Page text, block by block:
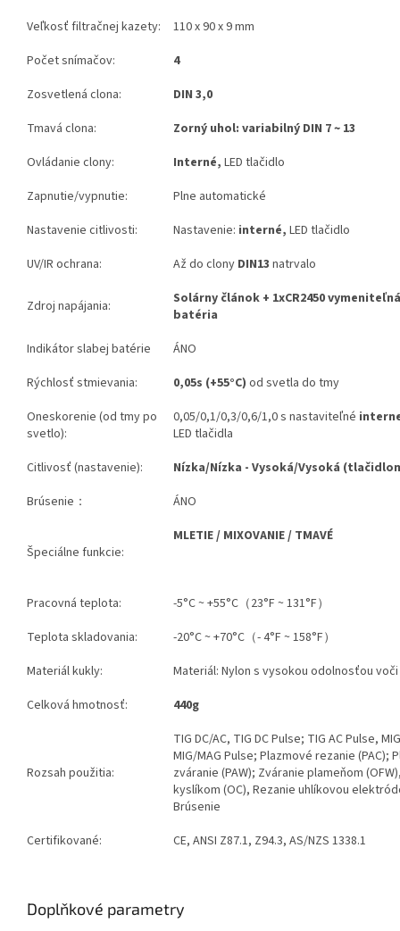
Veľkosť filtračnej kazety:
110 x 90 x 9 mm
Počet snímačov:
4
Zosvetlená clona:
DIN 3,0
Tmavá clona:
Zorný uhol: variabilný DIN 7 ~ 13
Ovládanie clony:
Interné, LED tlačidlo
Zapnutie/vypnutie:
Plne automatické
Nastavenie citlivosti:
Nastavenie: interné, LED tlačidlo
UV/IR ochrana:
Až do clony DIN13 natrvalo
Zdroj napájania:
Solárny článok + 1xCR2450
batéria
Indikátor slabej batérie
ÁNO
Rýchlosť stmievania:
0,05s (+55°C) od svetla do tmy
Oneskorenie (od tmy po
svetlo):
0,05/0,1/0,3/0,6/1,0 s nastaviteľné
LED tlačidla
Citlivosť (nastavenie):
Nízka/Nízka - Vysoká/Vysoká
Brúsenie：
ÁNO
Špeciálne funkcie:
MLETIE / MIXOVANIE / TMAVÉ
Pracovná teplota:
-5°C ~ +55°C（23°F ~ 131°F）
Teplota skladovania:
-20°C ~ +70°C（- 4°F ~ 158°F）
Materiál kukly:
Materiál: Nylon s vysokou odolnosťou
Celková hmotnosť:
440g
Rozsah použitia:
TIG DC/AC, TIG DC Pulse; TIG AC Pulse,
MIG/MAG Pulse; Plazmové rezanie (PAC);
zváranie (PAW); Zváranie plameňom
kyslíkom (OC), Rezanie uhlíkovou
Brúsenie
Certifikované:
CE, ANSI Z87.1, Z94.3, AS/NZS 1338.1
Doplňkové parametry